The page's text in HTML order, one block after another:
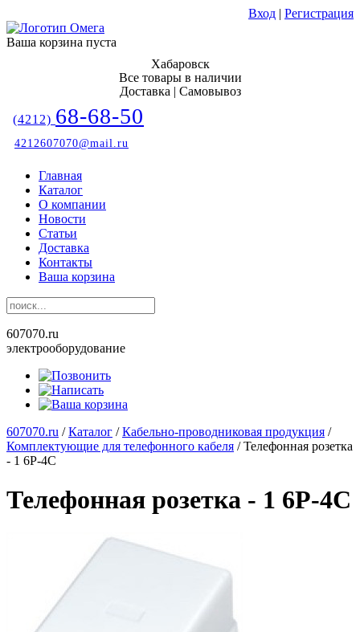
Вход | Регистрация
Ваша корзина пуста
Хабаровск
Все товары в наличии
Доставка | Самовывоз
(4212) 68-68-50
4212607070@mail.ru
Главная
Каталог
О компании
Новости
Статьи
Доставка
Контакты
Ваша корзина
607070.ru
электрооборудование
607070.ru /Каталог /Кабельно-проводниковая продукция /
Комплектующие для телефонного кабеля /Телефонная розетка
- 1 6P-4C
Телефонная розетка - 1 6P-4C